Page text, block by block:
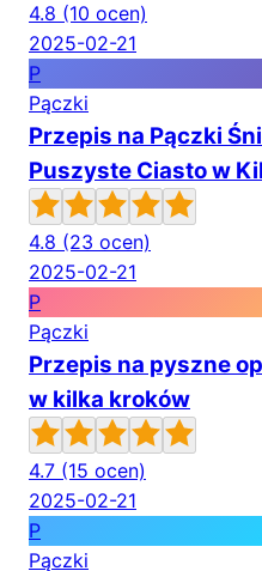
4.8 (10 ocen)
2025-02-21
P
Pączki
Przepis na Pączki
Puszyste Ciasto w
4.8 (23 ocen)
2025-02-21
P
Pączki
Przepis na pyszne
w kilka kroków
4.7 (15 ocen)
2025-02-21
P
Pączki